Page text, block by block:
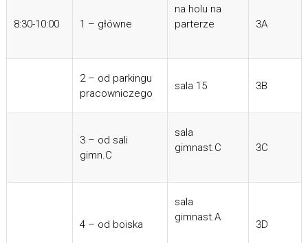
8:30-10:00 1 – główne
na holu na
parterze
3A
2 – od parkingu
pracowniczego
sala 15 3B
3 – od sali
gimn.C
sala
gimnast.C
3C
4 – od boiska
sala
gimnast.A
3D